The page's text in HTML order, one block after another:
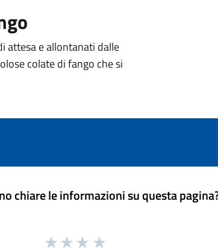
attesa e allontanati dalle
colate di fango che si
chiare le informazioni su questa